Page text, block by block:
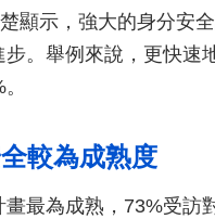
顯示，強大的身分安
。舉例來說，更快速
較為成熟度
最為成熟，73%受訪